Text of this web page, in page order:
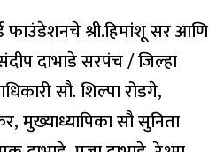
फाउंडेशनचे श्री.हिमांशू सर आणि
दाभाडे सरपंच / जिल्हा
सौ. शिल्पा रोडगे,
मुख्याध्यापिका सौ सुनिता